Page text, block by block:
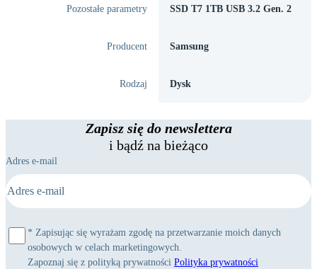
Pozostałe parametry SSD T7 1TB USB 3.2 Gen. 2
Producent Samsung
Rodzaj Dysk
Zapisz się do newslettera
i bądź na bieżąco
Adres e-mail
* Zapisując się wyrażam zgodę na przetwarzanie moich danych
osobowych w celach marketingowych.
Zapoznaj się z polityką prywatności Polityka prywatności